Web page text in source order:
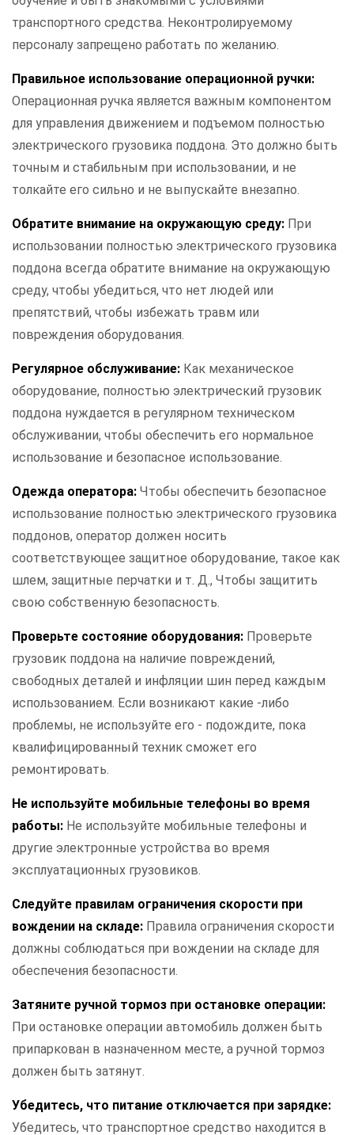
транспортного средства. Неконтролируемому
персоналу запрещено работать по желанию.
Правильное использование операционной ручки:
Операционная ручка является важным компонентом
для управления движением и подъемом полностью
электрического грузовика поддона. Это должно быть
точным и стабильным при использовании, и не
толкайте его сильно и не выпускайте внезапно.
Обратите внимание на окружающую среду: При
использовании полностью электрического грузовика
поддона всегда обратите внимание на окружающую
среду, чтобы убедиться, что нет людей или
препятствий, чтобы избежать травм или
повреждения оборудования.
Регулярное обслуживание: Как механическое
оборудование, полностью электрический грузовик
поддона нуждается в регулярном техническом
обслуживании, чтобы обеспечить его нормальное
использование и безопасное использование.
Одежда оператора: Чтобы обеспечить безопасное
использование полностью электрического грузовика
поддонов, оператор должен носить
соответствующее защитное оборудование, такое как
шлем, защитные перчатки и т. Д., Чтобы защитить
свою собственную безопасность.
Проверьте состояние оборудования: Проверьте
грузовик поддона на наличие повреждений,
свободных деталей и инфляции шин перед каждым
использованием. Если возникают какие -либо
проблемы, не используйте его - подождите, пока
квалифицированный техник сможет его
ремонтировать.
Не используйте мобильные телефоны во время
работы: Не используйте мобильные телефоны и
другие электронные устройства во время
эксплуатационных грузовиков.
Следуйте правилам ограничения скорости при
вождении на складе: Правила ограничения скорости
должны соблюдаться при вождении на складе для
обеспечения безопасности.
Затяните ручной тормоз при остановке операции:
При остановке операции автомобиль должен быть
припаркован в назначенном месте, а ручной тормоз
должен быть затянут.
Убедитесь, что питание отключается при зарядке:
Убедитесь, что транспортное средство находится в